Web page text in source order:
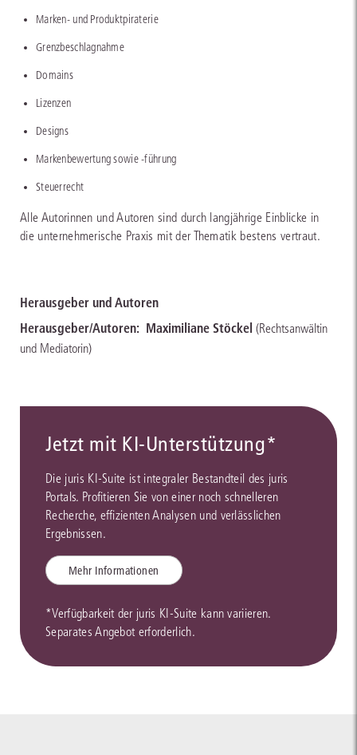
Marken- und Produktpiraterie
Grenzbeschlagnahme
Domains
Lizenzen
Designs
Markenbewertung sowie -führung
Steuerrecht
Alle Autorinnen und Autoren sind durch langjährige Einblicke in
die unternehmerische Praxis mit der Thematik bestens vertraut.
Herausgeber und Autoren
Herausgeber/Autoren: Maximiliane Stöckel (Rechtsanwältin
und Mediatorin)
Jetzt mit KI-Unterstützung*
Die juris KI-Suite ist integraler Bestandteil des juris
Portals. Profitieren Sie von einer noch schnelleren
Recherche, effizienten Analysen und verlässlichen
Ergebnissen.
Mehr Informationen
*Verfügbarkeit der juris KI-Suite kann variieren.
Separates Angebot erforderlich.